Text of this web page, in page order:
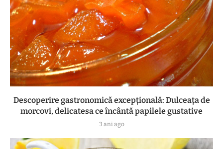
Descoperire gastronomică excepțională: Dulceața de
morcovi, delicatesa ce încântă papilele gustative
3 ani ago